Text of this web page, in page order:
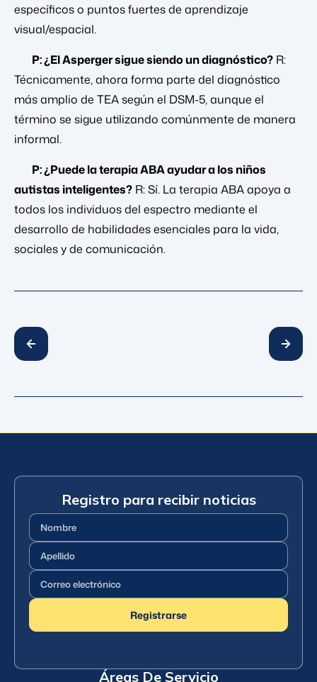
específicos o puntos fuertes de aprendizaje
visual/espacial.
P: ¿El Asperger sigue siendo un diagnóstico? R:
Técnicamente, ahora forma parte del diagnóstico
más amplio de TEA según el DSM-5, aunque el
término se sigue utilizando comúnmente de manera
informal.
P: ¿Puede la terapia ABA ayudar a los niños
autistas inteligentes? R: Sí. La terapia ABA apoya a
todos los individuos del espectro mediante el
desarrollo de habilidades esenciales para la vida,
sociales y de comunicación.
Registro para recibir noticias
Nombre
Apellido
Correo
electrónico(Requerido)
Registrarse
Áreas De Servicio